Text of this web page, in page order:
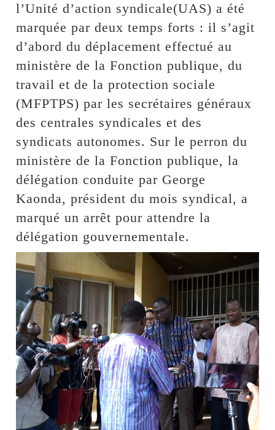
l’Unité d’action syndicale(UAS) a été
marquée par deux temps forts : il s’agit
d’abord du déplacement effectué au
ministère de la Fonction publique, du
travail et de la protection sociale
(MFPTPS) par les secrétaires généraux
des centrales syndicales et des
syndicats autonomes. Sur le perron du
ministère de la Fonction publique, la
délégation conduite par George
Kaonda, président du mois syndical, a
marqué un arrêt pour attendre la
délégation gouvernementale.